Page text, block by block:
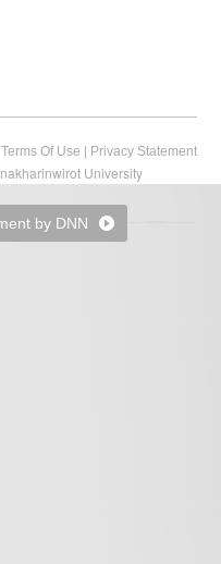
Terms Of Use | Privacy Statement
University
by DNN